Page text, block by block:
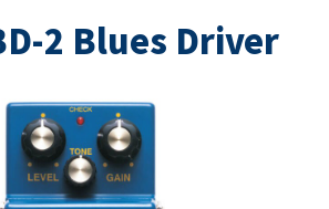
2 Blues Driver